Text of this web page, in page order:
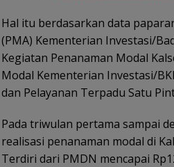
Hal itu berdasarkan data
(PMA) Kementerian Investasi/
Kegiatan Penanaman Modal
Modal Kementerian Investasi/
dan Pelayanan Terpadu Satu
Pada triwulan pertama sampai
realisasi penanaman modal di
Terdiri dari PMDN mencapai